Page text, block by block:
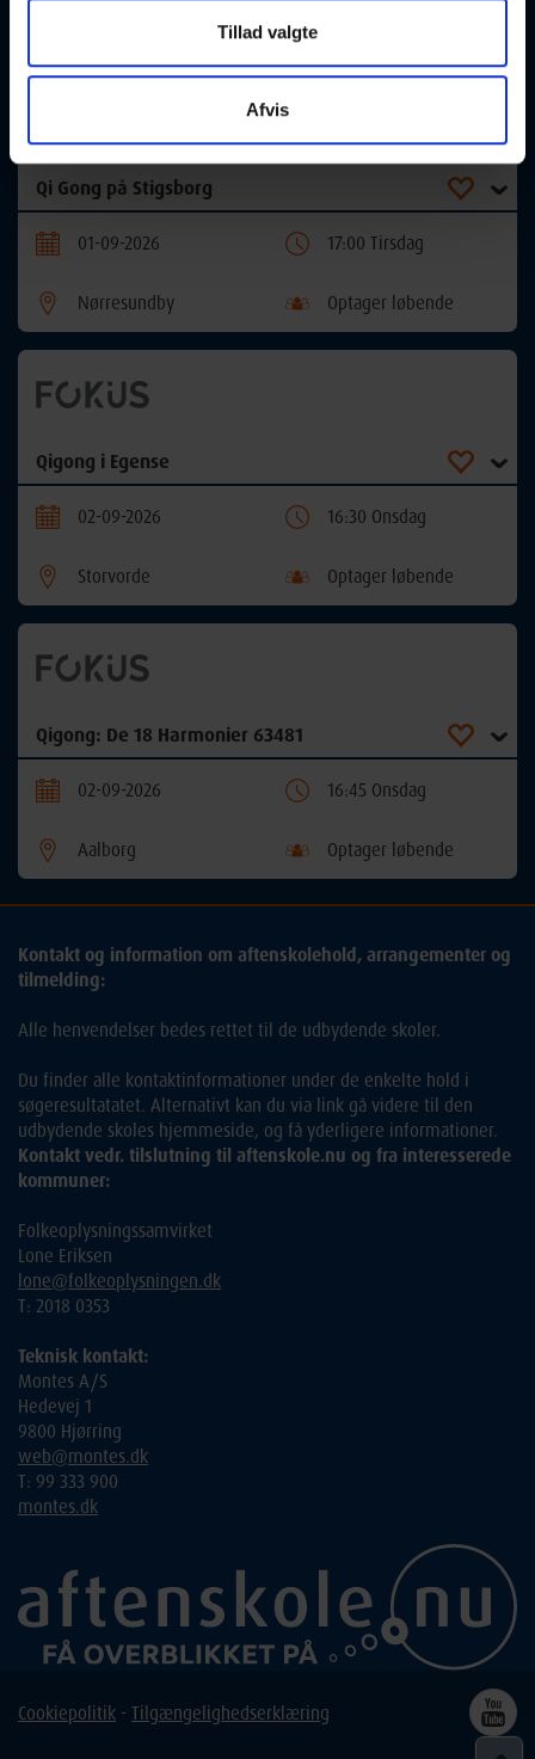
Tillad valgte
Afvis
Qi Gong på Stigsborg
01-09-2026 17:00 Tirsdag
Nørresundby Optager løbende
Qigong i Egense
02-09-2026 16:30 Onsdag
Storvorde Optager løbende
Qigong: De 18 Harmonier 63481
02-09-2026 16:45 Onsdag
Aalborg Optager løbende
Kontakt og information om aftenskolehold, arrangementer og
tilmelding:
Alle henvendelser bedes rettet til de udbydende skoler.
Du finder alle kontaktinformationer under de enkelte hold i
søgeresultatatet. Alternativt kan du via link gå videre til den
udbydende skoles hjemmeside, og få yderligere informationer.
Kontakt vedr. tilslutning til aftenskole.nu og fra interesserede
kommuner:
Folkeoplysningssamvirket
Lone Eriksen
lone@folkeoplysningen.dk
T: 2018 0353
Teknisk kontakt:
Montes A/S
Hedevej 1
9800 Hjørring
web@montes.dk
T: 99 333 900
montes.dk
Cookiepolitik - Tilgængelighedserklæring